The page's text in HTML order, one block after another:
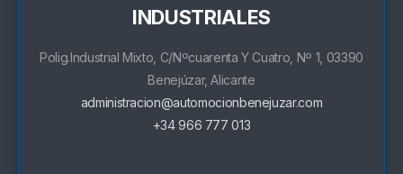
INDUSTRIALES
Polig.Industrial Mixto, C/Nºcuarenta Y Cuatro, Nº 1, 03390
Benejúzar, Alicante
administracion@automocionbenejuzar.com
+34 966 777 013